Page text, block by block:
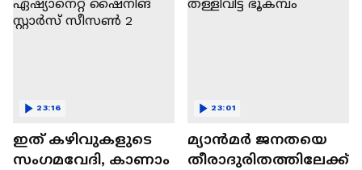
ഇത് കഴിവുകളുടെ
സംഗമവേദി, കാണാം
23:16
മ്യാൻമർ ജനതയെ
തീരാദുരിതത്തിലേക്ക്
23:01